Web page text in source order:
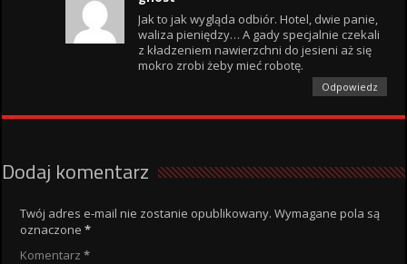
Jak to jak wygląda odbiór. Hotel, dwie panie,
waliza pieniędzy… A gady specjalnie czekali
z kładzeniem nawierzchni do jesieni aż się
mokro zrobi żeby mieć robotę.
Odpowiedz
Dodaj komentarz
Twój adres e-mail nie zostanie opublikowany. Wymagane pola są
oznaczone*
Komentarz*